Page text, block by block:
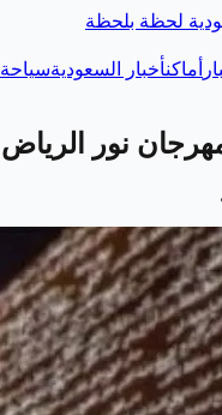
لحظة بلحظة
أماكنأخبار السعوديةسياحة
نور الرياض